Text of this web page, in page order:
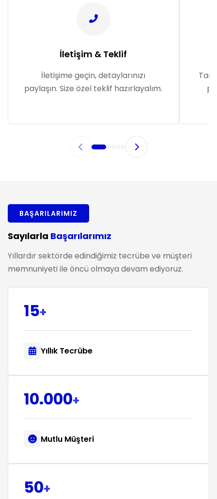
İletişim & Teklif
İletişime geçin, detaylarınızı
paylaşın. Size özel teklif hazırlayalım.
BAŞARILARIMIZ
Sayılarla Başarılarımız
Yıllardır sektörde edindiğimiz tecrübe ve müşteri
memnuniyeti ile öncü olmaya devam ediyoruz.
15+
Yıllık Tecrübe
10.000+
Mutlu Müşteri
50+